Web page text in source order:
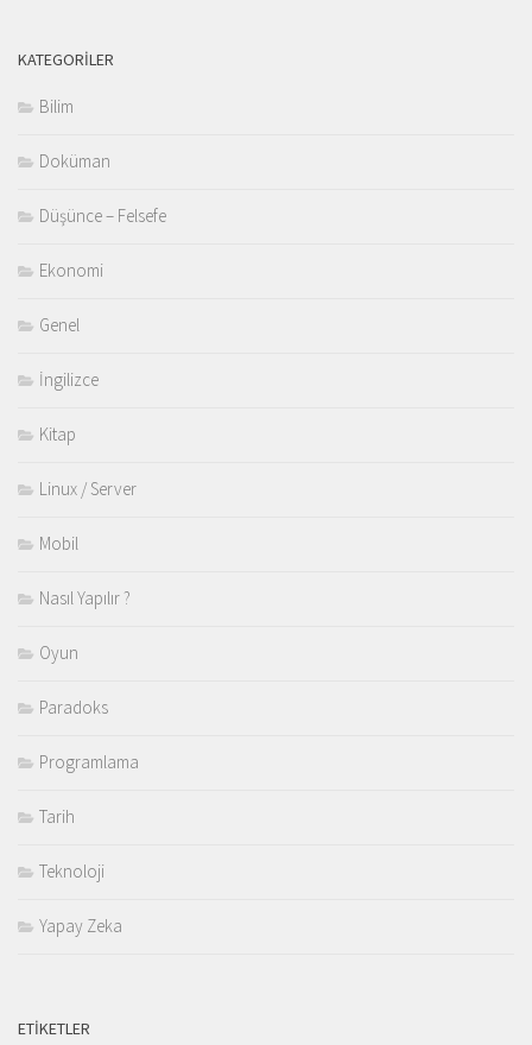
KATEGORILER
Bilim
Doküman
Düşünce – Felsefe
Ekonomi
Genel
İngilizce
Kitap
Linux / Server
Mobil
Nasıl Yapılır ?
Oyun
Paradoks
Programlama
Tarih
Teknoloji
Yapay Zeka
ETIKETLER